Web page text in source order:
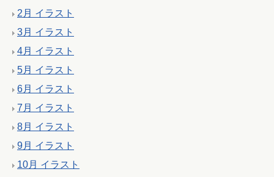
2月 イラスト
3月 イラスト
4月 イラスト
5月 イラスト
6月 イラスト
7月 イラスト
8月 イラスト
9月 イラスト
10月 イラスト